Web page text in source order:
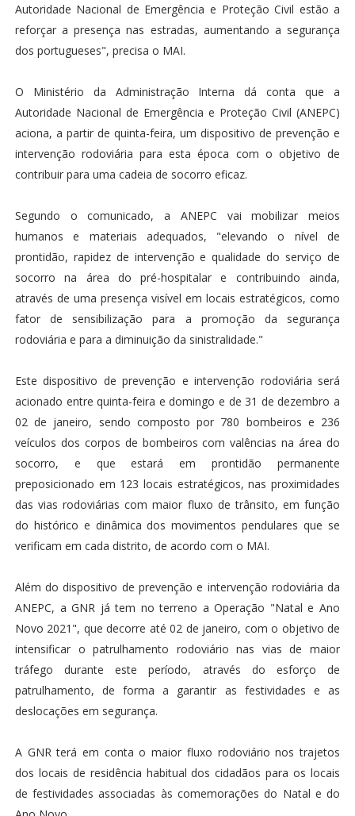
Autoridade Nacional de Emergência e Proteção Civil estão a
reforçar a presença nas estradas, aumentando a segurança
dos portugueses", precisa o MAI.
O Ministério da Administração Interna dá conta que a
Autoridade Nacional de Emergência e Proteção Civil (ANEPC)
aciona, a partir de quinta-feira, um dispositivo de prevenção e
intervenção rodoviária para esta época com o objetivo de
contribuir para uma cadeia de socorro eficaz.
Segundo o comunicado, a ANEPC vai mobilizar meios
humanos e materiais adequados, "elevando o nível de
prontidão, rapidez de intervenção e qualidade do serviço de
socorro na área do pré-hospitalar e contribuindo ainda,
através de uma presença visível em locais estratégicos, como
fator de sensibilização para a promoção da segurança
rodoviária e para a diminuição da sinistralidade."
Este dispositivo de prevenção e intervenção rodoviária será
acionado entre quinta-feira e domingo e de 31 de dezembro a
02 de janeiro, sendo composto por 780 bombeiros e 236
veículos dos corpos de bombeiros com valências na área do
socorro, e que estará em prontidão permanente
preposicionado em 123 locais estratégicos, nas proximidades
das vias rodoviárias com maior fluxo de trânsito, em função
do histórico e dinâmica dos movimentos pendulares que se
verificam em cada distrito, de acordo com o MAI.
Além do dispositivo de prevenção e intervenção rodoviária da
ANEPC, a GNR já tem no terreno a Operação "Natal e Ano
Novo 2021", que decorre até 02 de janeiro, com o objetivo de
intensificar o patrulhamento rodoviário nas vias de maior
tráfego durante este período, através do esforço de
patrulhamento, de forma a garantir as festividades e as
deslocações em segurança.
A GNR terá em conta o maior fluxo rodoviário nos trajetos
dos locais de residência habitual dos cidadãos para os locais
de festividades associadas às comemorações do Natal e do